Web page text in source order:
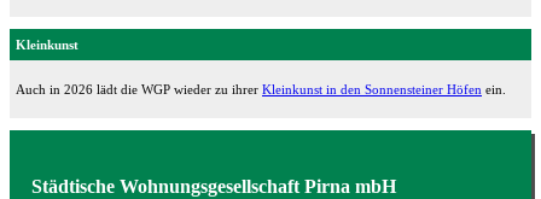
Kleinkunst
Auch in 2026 lädt die WGP wieder zu ihrer Kleinkunst in den Sonnensteiner Höfen ein.
Städtische Wohnungsgesellschaft Pirna mbH